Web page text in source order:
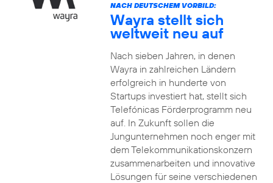
NACH DEUTSCHEM VORBILD:
Wayra stellt sich
weltweit neu auf
Nach sieben Jahren, in denen
Wayra in zahlreichen Ländern
erfolgreich in hunderte von
Startups investiert hat, stellt sich
Telefónicas Förderprogramm neu
auf. In Zukunft sollen die
Jungunternehmen noch enger mit
dem Telekommunikationskonzern
zusammenarbeiten und innovative
Lösungen für seine verschiedenen